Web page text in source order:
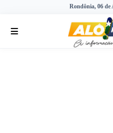
Rondônia, 06 de